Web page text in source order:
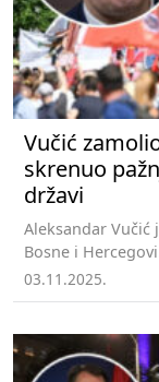
Vučić
skrenuo
državi
Aleksandar
Bosne i
03.11.2025.